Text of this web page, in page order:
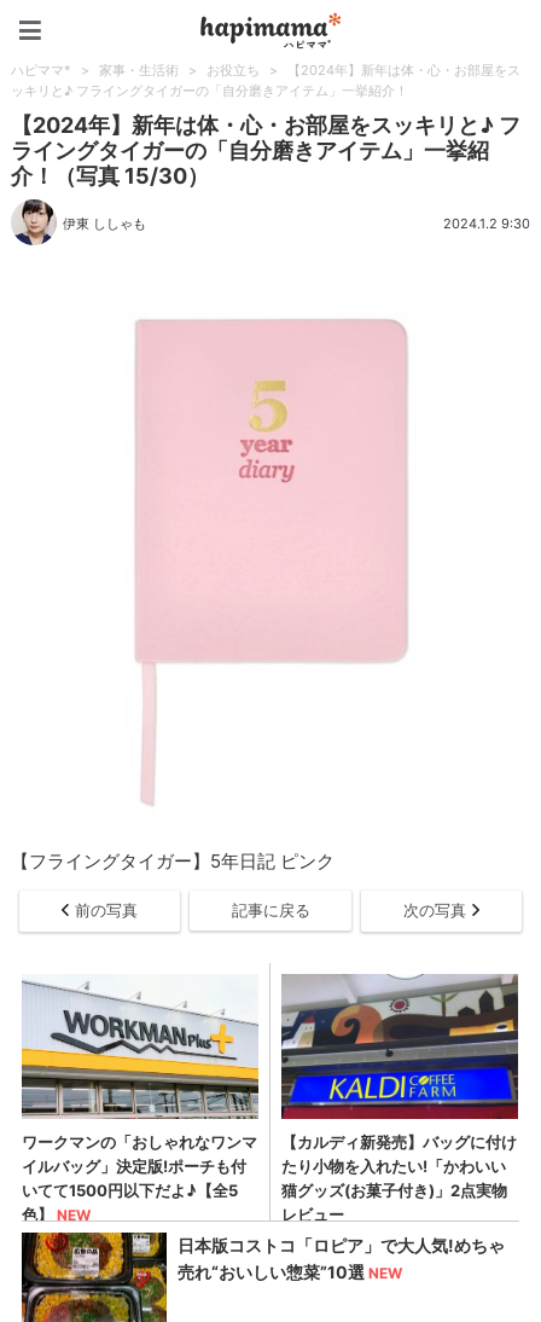
ハピママ* > 家事・生活術 > お役立ち >
【2024年】新年は体・心・お部屋をス
ッキリと♪ フライングタイガーの「自分磨きアイテム」一挙紹介！
【2024年】新年は体・心・お部屋をスッキリと♪ フ
ライングタイガーの「自分磨きアイテム」一挙紹
介！（写真 15/30）
伊東 ししゃも 2024.1.2 9:30
【フライングタイガー】5年日記 ピンク
前の写真 記事に戻る 次の写真